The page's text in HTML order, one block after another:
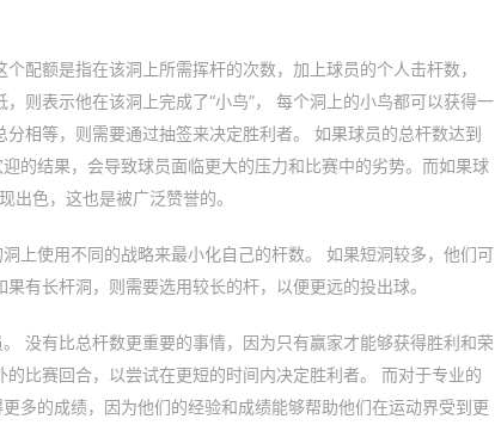
配额是指在该洞上所需挥杆的次数，加上球员的个人击杆数，
则表示他在该洞上完成了“小鸟”， 每个洞上的小鸟都可以获得一
相等，则需要通过抽签来决定胜利者。 如果球员的总杆数达到
的结果，会导致球员面临更大的压力和比赛中的劣势。而如果球
出色，这也是被广泛赞誉的。
上使用不同的战略来最小化自己的杆数。 如果短洞较多，他们可
有长杆洞，则需要选用较长的杆，以便更远的投出球。
没有比总杆数更重要的事情，因为只有赢家才能够获得胜利和荣
比赛回合，以尝试在更短的时间内决定胜利者。 而对于专业的
多的成绩，因为他们的经验和成绩能够帮助他们在运动界受到更